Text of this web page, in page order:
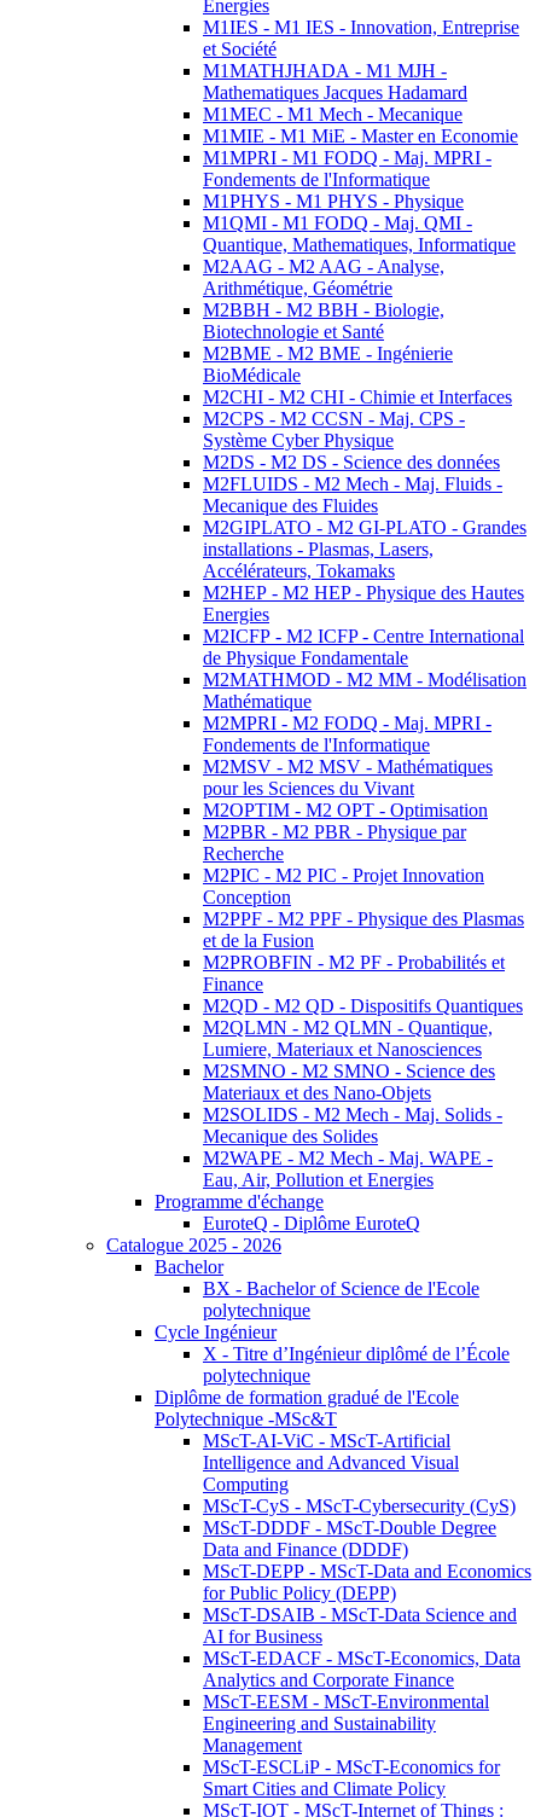
Energies
M1IES - M1 IES - Innovation, Entreprise
et Société
M1MATHJHADA - M1 MJH -
Mathematiques Jacques Hadamard
M1MEC - M1 Mech - Mecanique
M1MIE - M1 MiE - Master en Economie
M1MPRI - M1 FODQ - Maj. MPRI -
Fondements de l'Informatique
M1PHYS - M1 PHYS - Physique
M1QMI - M1 FODQ - Maj. QMI -
Quantique, Mathematiques, Informatique
M2AAG - M2 AAG - Analyse,
Arithmétique, Géométrie
M2BBH - M2 BBH - Biologie,
Biotechnologie et Santé
M2BME - M2 BME - Ingénierie
BioMédicale
M2CHI - M2 CHI - Chimie et Interfaces
M2CPS - M2 CCSN - Maj. CPS -
Système Cyber Physique
M2DS - M2 DS - Science des données
M2FLUIDS - M2 Mech - Maj. Fluids -
Mecanique des Fluides
M2GIPLATO - M2 GI-PLATO - Grandes
installations - Plasmas, Lasers,
Accélérateurs, Tokamaks
M2HEP - M2 HEP - Physique des Hautes
Energies
M2ICFP - M2 ICFP - Centre International
de Physique Fondamentale
M2MATHMOD - M2 MM - Modélisation
Mathématique
M2MPRI - M2 FODQ - Maj. MPRI -
Fondements de l'Informatique
M2MSV - M2 MSV - Mathématiques
pour les Sciences du Vivant
M2OPTIM - M2 OPT - Optimisation
M2PBR - M2 PBR - Physique par
Recherche
M2PIC - M2 PIC - Projet Innovation
Conception
M2PPF - M2 PPF - Physique des Plasmas
et de la Fusion
M2PROBFIN - M2 PF - Probabilités et
Finance
M2QD - M2 QD - Dispositifs Quantiques
M2QLMN - M2 QLMN - Quantique,
Lumiere, Materiaux et Nanosciences
M2SMNO - M2 SMNO - Science des
Materiaux et des Nano-Objets
M2SOLIDS - M2 Mech - Maj. Solids -
Mecanique des Solides
M2WAPE - M2 Mech - Maj. WAPE -
Eau, Air, Pollution et Energies
Programme d'échange
EuroteQ - Diplôme EuroteQ
Catalogue 2025 - 2026
Bachelor
BX - Bachelor of Science de l'Ecole
polytechnique
Cycle Ingénieur
X - Titre d’Ingénieur diplômé de l’École
polytechnique
Diplôme de formation gradué de l'Ecole
Polytechnique -MSc&T
MScT-AI-ViC - MScT-Artificial
Intelligence and Advanced Visual
Computing
MScT-CyS - MScT-Cybersecurity (CyS)
MScT-DDDF - MScT-Double Degree
Data and Finance (DDDF)
MScT-DEPP - MScT-Data and Economics
for Public Policy (DEPP)
MScT-DSAIB - MScT-Data Science and
AI for Business
MScT-EDACF - MScT-Economics, Data
Analytics and Corporate Finance
MScT-EESM - MScT-Environmental
Engineering and Sustainability
Management
MScT-ESCLiP - MScT-Economics for
Smart Cities and Climate Policy
MScT-IOT - MScT-Internet of Things :